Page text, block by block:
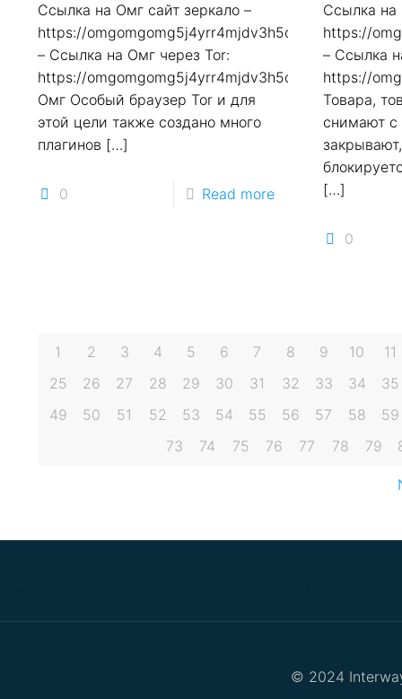
Ссылка на Омг сайт зеркало –
https://
– Ссылка на Омг через Tor:
https://
Омг Особый браузер Tor и для
этой цели также создано много
плагинов […]
0 Read more
Ссылка на
https://
– Ссылка
https://
Товара,
снимают с
[…]
0
1 2 3 4 5 6 7 8 9 10
11
25
26 27 28 29 30 31 32 33 34
35
49
50 51 52 53 54 55 56 57 58
59
73
74 75 76 77 78 79
© 2024